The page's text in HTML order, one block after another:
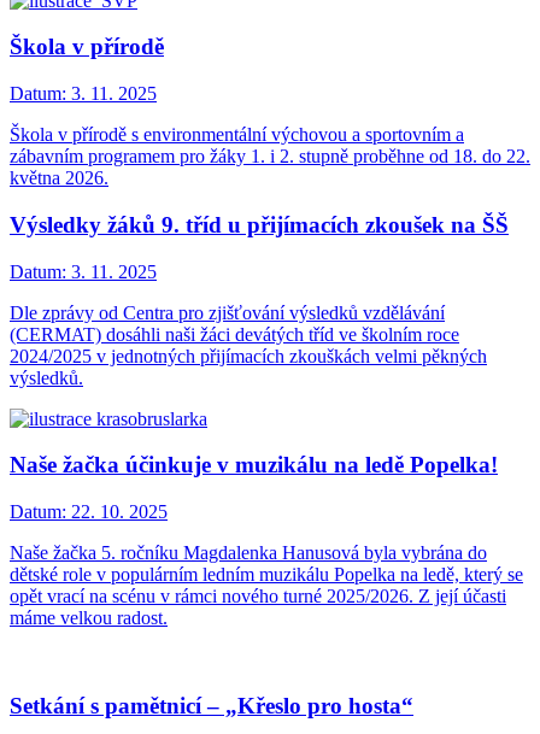
Škola v přírodě
Datum: 3. 11. 2025
Škola v přírodě s environmentální výchovou a sportovním a
zábavním programem pro žáky 1. i 2. stupně proběhne od 18. do 22.
května 2026.
Výsledky žáků 9. tříd u přijímacích zkoušek na ŠŠ
Datum: 3. 11. 2025
Dle zprávy od Centra pro zjišťování výsledků vzdělávání
(CERMAT) dosáhli naši žáci devátých tříd ve školním roce
2024/2025 v jednotných přijímacích zkouškách velmi pěkných
výsledků.
Naše žačka účinkuje v muzikálu na ledě Popelka!
Datum: 22. 10. 2025
Naše žačka 5. ročníku Magdalenka Hanusová byla vybrána do
dětské role v populárním ledním muzikálu Popelka na ledě, který se
opět vrací na scénu v rámci nového turné 2025/2026. Z její účasti
máme velkou radost.
Setkání s pamětnicí – „Křeslo pro hosta“